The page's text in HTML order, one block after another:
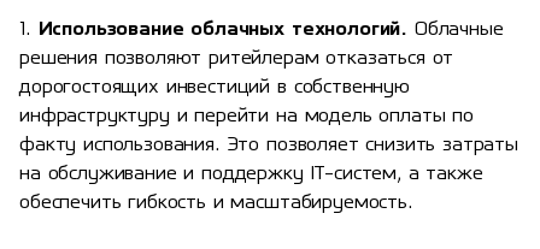
1. Использование облачных технологий. Облачные
решения позволяют ритейлерам отказаться от
дорогостоящих инвестиций в собственную
инфраструктуру и перейти на модель оплаты по
факту использования. Это позволяет снизить затраты
на обслуживание и поддержку IT-систем, а также
обеспечить гибкость и масштабируемость.